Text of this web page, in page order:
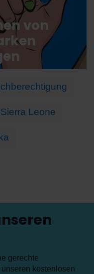
von
Leone
gerechte
kostenlosen